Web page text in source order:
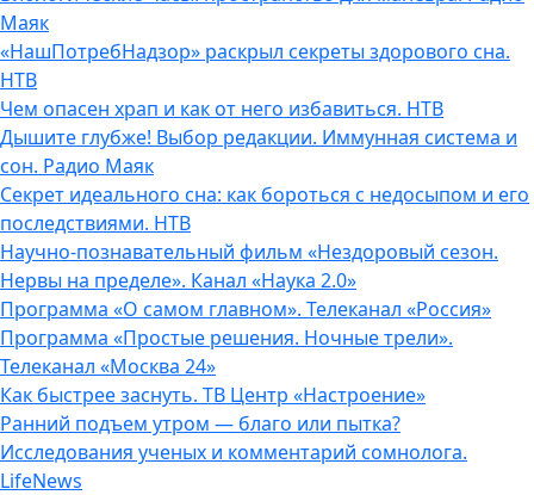
Маяк
«НашПотребНадзор» раскрыл секреты здорового сна.
НТВ
Чем опасен храп и как от него избавиться. НТВ
Дышите глубже! Выбор редакции. Иммунная система и
сон. Радио Маяк
Секрет идеального сна: как бороться с недосыпом и его
последствиями. НТВ
Научно-познавательный фильм «Нездоровый сезон.
Нервы на пределе». Канал «Наука 2.0»
Программа «О самом главном». Телеканал «Россия»
Программа «Простые решения. Ночные трели».
Телеканал «Москва 24»
Как быстрее заснуть. ТВ Центр «Настроение»
Ранний подъем утром — благо или пытка?
Исследования ученых и комментарий сомнолога.
LifeNews